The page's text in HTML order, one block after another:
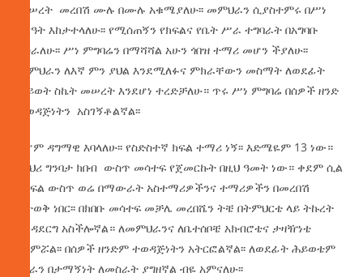
መሠረት መረበሽ ሙሉ በሙሉ አቁሜያለሁ፡፡ መምህራን ሲያስተምሩ በሥነ
ስርዓት እከታተላለሁ፡፡ የሚሰጠኝን የክፍልና የቤት ሥራ ተግባራት በአግባቡ
እሰራለሁ፡፡ ሥነ ምግባሬን በማሻሻል አሁን ጎበዝ ተማሪ መሆን ችያለሁ፡፡
መምህራን ለእኛ ምን ያህል እንደሚለፉና ምክራቸውን መስማት ለወደፊት
ሕይወት ስኬት መሠረት እንደሆነ ተረድቻለሁ። ጥሩ ሥነ ምግባሬ በሰዎች ዘንድ
ተወዳጅነትን አስገኝቶልኛል፡፡
ናሆም ዳግማዊ እባላለሁ፡፡ የስድስተኛ ክፍል ተማሪ ነኝ፡፡ እድሜዬም 13 ነው።
በባህሪ ግንባታ ክበብ ውስጥ መሳተፍ የጀመርኩት በዚህ ዓመት ነው። ቀደም ሲል
በክፍል ውስጥ ወሬ በማውራት አስተማሪዎችንና ተማሪዎችን በመረበሽ
እታወቅ ነበር፡፡ በክበቡ መሳተፍ መቻሌ መረበሼን ትቼ በትምህርቴ ላይ ትኩረት
እንዳደርግ አስችሎኛል። ለመምህራንና ለቤተሰቦቼ አክብሮቴና ታዛዥነቴ
ጨምሯል፡፡ በሰዎች ዘንድም ተወዳጅነትን አትርፎልኛል፡፡ ለወደፊት ሕይወቴም
ሥራን በታማኝነት ለመስራት ያግዘኛል ብዬ አምናለሁ፡፡